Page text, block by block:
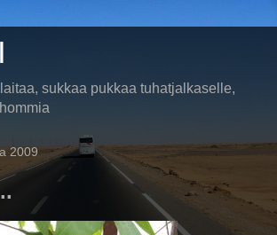
sukkaa pukkaa tuhatjalkaselle,
2009